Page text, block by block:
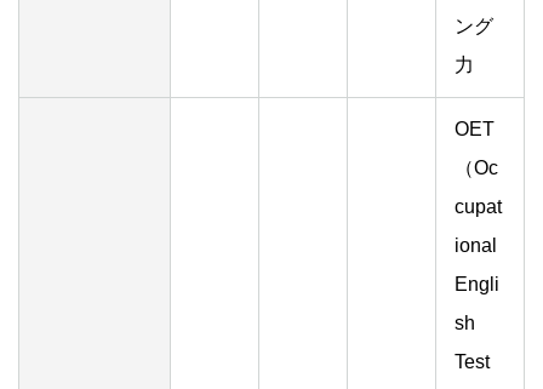
ング
力
OET
（Oc
cupat
ional
Engli
sh
Test